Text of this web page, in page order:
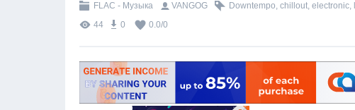
FLAC - Музыка VANGOG Downtempo, chillout, electronic,
44
0 0.0/0